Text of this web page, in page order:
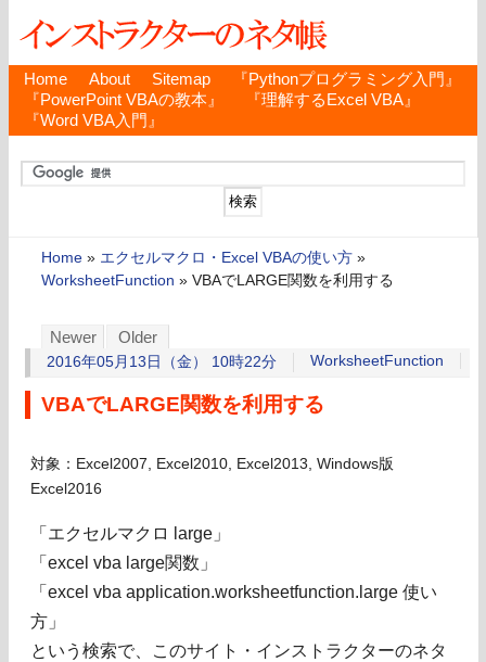
Home About Sitemap
『Pythonプログラミング入門』
『PowerPoint VBAの教本』
『理解するExcel VBA』
『Word VBA入門』
Home » エクセルマクロ・Excel VBAの使い方 »
WorksheetFunction » VBAでLARGE関数を利用する
Newer Older
2016年05月13日（金） 10時22分 WorksheetFunction
VBAでLARGE関数を利用する
対象：Excel2007, Excel2010, Excel2013, Windows版
Excel2016
「エクセルマクロ large」
「excel vba large関数」
「excel vba application.worksheetfunction.large 使い
方」
という検索で、このサイト・インストラクターのネタ